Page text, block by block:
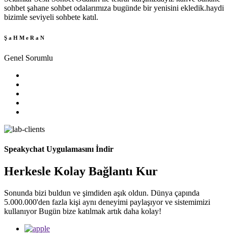
sohbet şahane sohbet odalarımıza bugünde bir yenisini ekledik.haydi
bizimle seviyeli sohbete katıl.
Ş a H M e R a N
Genel Sorumlu
Speakychat Uygulamasını İndir
Herkesle Kolay Bağlantı Kur
Sonunda bizi buldun ve şimdiden aşık oldun. Dünya çapında
5.000.000'den fazla kişi aynı deneyimi paylaşıyor ve sistemimizi
kullanıyor Bugün bize katılmak artık daha kolay!